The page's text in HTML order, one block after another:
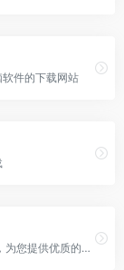
件的下载网站
精品MAC应用分享，每天分享大量mac软件，为您提供优质的mac软件,免费软件下载服务